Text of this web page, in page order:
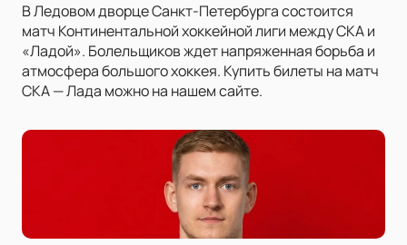
В Ледовом дворце Санкт-Петербурга состоится
матч Континентальной хоккейной лиги между СКА и
«Ладой». Болельщиков ждет напряженная борьба и
атмосфера большого хоккея. Купить билеты на матч
СКА — Лада можно на нашем сайте.